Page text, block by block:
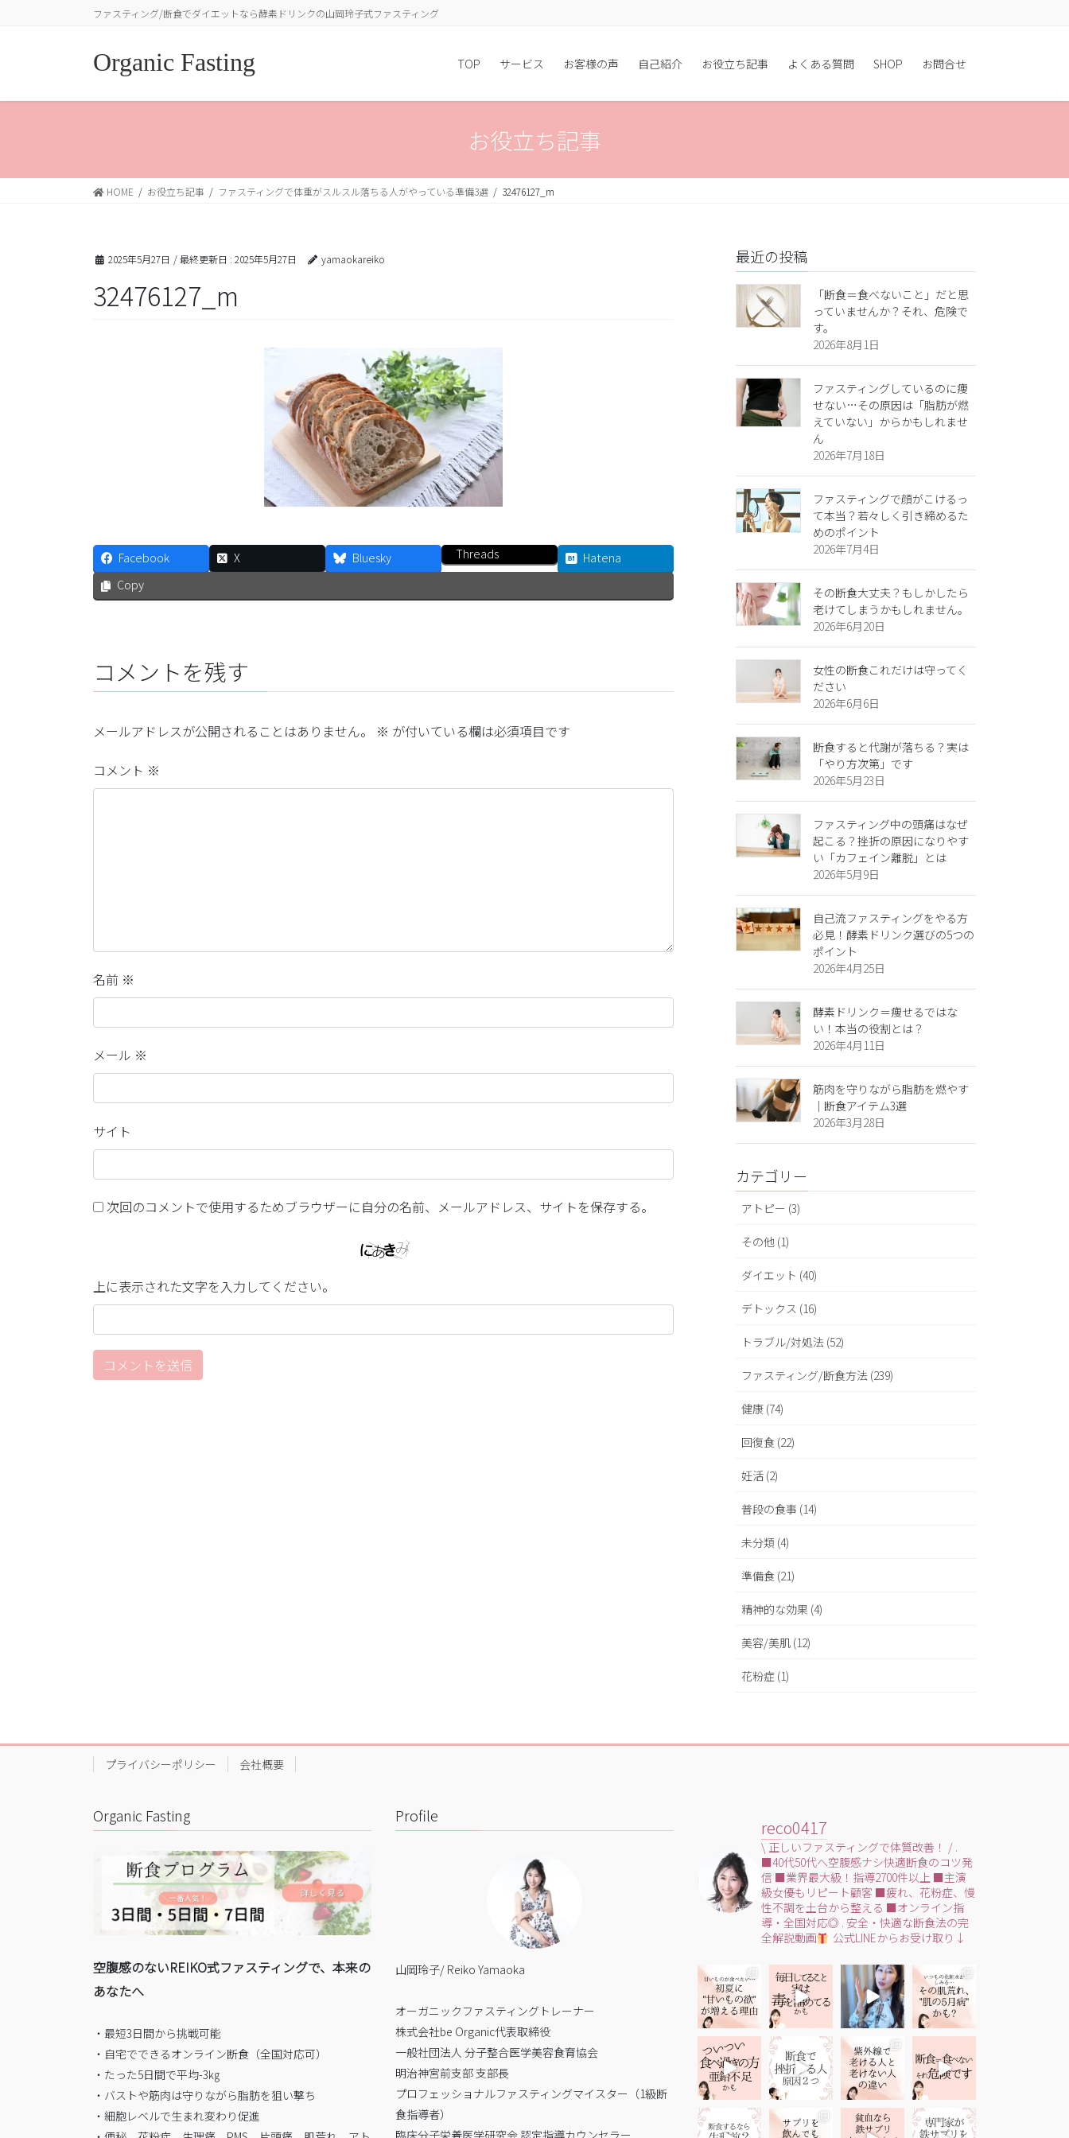
に
ョ
動
ファスティング/断食でダイエットなら酵素ドリンクの山岡玲子式ファスティング
Organic Fasting TOP サービス お客様の声 自己紹介 お役立ち記事 よくある質問 SHOP お問合せ
お役立ち記事
HOME お役立ち記事 ファスティングで体重がスルスル落ちる人がやっている準備3選 32476127_m
2025年5月27日 / 最終更新日 : 2025年5月27日 yamaokareiko
32476127_m
Facebook X Bluesky Threads
Hatena
Copy
コメントを残す
メールアドレスが公開されることはありません。 ※ が付いている欄は必須項目です
コメント ※
名前 ※
メール ※
サイト
次回のコメントで使用するためブラウザーに自分の名前、メールアドレス、サイトを保存する。
上に表示された文字を入力してください。
最近の投稿
「断食＝食べないこと」だと思
っていませんか？それ、危険で
す。
2026年8月1日
ファスティングしているのに痩
せない…その原因は「脂肪が燃
えていない」からかもしれませ
ん
2026年7月18日
ファスティングで顔がこけるっ
て本当？若々しく引き締めるた
めのポイント
2026年7月4日
その断食大丈夫？もしかしたら
老けてしまうかもしれません。
2026年6月20日
女性の断食これだけは守ってく
ださい
2026年6月6日
断食すると代謝が落ちる？実は
「やり方次第」です
2026年5月23日
ファスティング中の頭痛はなぜ
起こる？挫折の原因になりやす
い「カフェイン離脱」とは
2026年5月9日
自己流ファスティングをやる方
必見！酵素ドリンク選びの5つの
ポイント
2026年4月25日
酵素ドリンク＝痩せるではな
い！本当の役割とは？
2026年4月11日
筋肉を守りながら脂肪を燃やす
｜断食アイテム3選
2026年3月28日
カテゴリー
アトピー (3)
その他 (1)
ダイエット (40)
デトックス (16)
トラブル/対処法 (52)
ファスティング/断食方法 (239)
健康 (74)
回復食 (22)
妊活 (2)
普段の食事 (14)
未分類 (4)
準備食 (21)
精神的な効果 (4)
美容/美肌 (12)
花粉症 (1)
プライバシーポリシー 会社概要
Organic Fasting
空腹感のないREIKO式ファスティングで、本来の
あなたへ
・最短3日間から挑戦可能
・自宅でできるオンライン断食（全国対応可）
・たった5日間で平均-3㎏
・バストや筋肉は守りながら脂肪を狙い撃ち
・細胞レベルで生まれ変わり促進
Profile
山岡玲子/ Reiko Yamaoka
オーガニックファスティングトレーナー
株式会社be Organic代表取締役
一般社団法人 分子整合医学美容食育協会
明治神宮前支部 支部長
プロフェッショナルファスティングマイスター（1級断
食指導者）
臨床分子栄養医学研究会 認定指導カウンセラー
reco0417
\ 正しいファスティングで体質改善！ /.
■40代50代へ空腹感ナシ快適断食のコツ発
信 ■業界最大級！指導2700件以上■主演
級女優もリピート顧客 ■疲れ、花粉症、慢
性不調を土台から整える ■オンライン指
導・全国対応◎ . 安全・快適な断食法の完
全解説動画
公式LINEからお受け取り↓